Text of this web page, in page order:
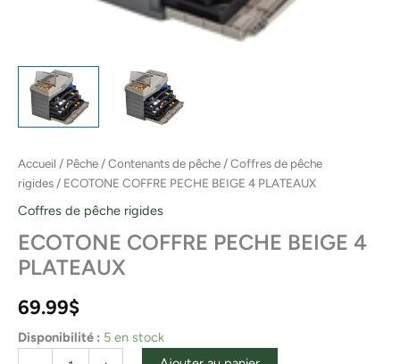
Accueil / Pêche /Contenants de pêche /Coffres de pêche
rigides / ECOTONE COFFRE PECHE BEIGE 4 PLATEAUX
Coffres de pêche rigides
ECOTONE COFFRE PECHE BEIGE 4
PLATEAUX
69.99$
Disponibilité : 5 en stock